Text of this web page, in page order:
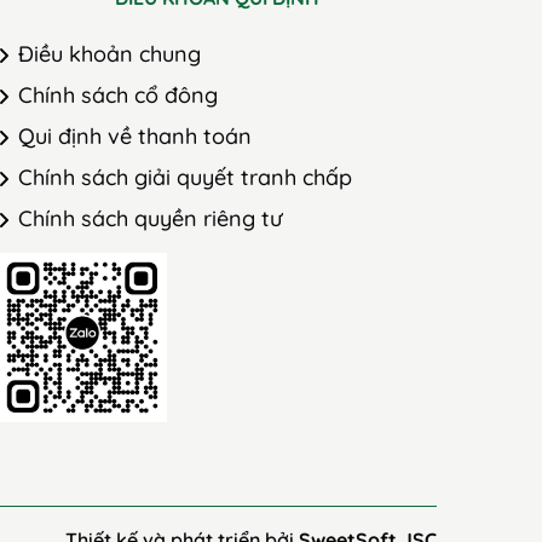
Điều khoản chung
Chính sách cổ đông
Qui định về thanh toán
Chính sách giải quyết tranh chấp
Chính sách quyền riêng tư